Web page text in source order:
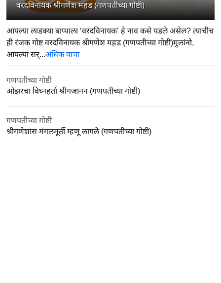
वरदविनायक श्रीगणेश महड (गणपतीच्या गोष्टी)
आपल्या लाडक्या बाप्पाला ‘वरदविनायक’ हे नाव कसे पडले असेल? त्याचीच
ही रंजक गोष्ट वरदविनायक श्रीगणेश महड (गणपतीच्या गोष्टी)मुलांनो,
आपल्या सर्...अधिक वाचा
गणपतीच्या गोष्टी
ओझरचा विघ्नहर्ता श्रीगजानन (गणपतीच्या गोष्टी)
गणपतीच्या गोष्टी
श्रीगणेशास मंगलमूर्ती म्हणू लागले (गणपतीच्या गोष्टी)